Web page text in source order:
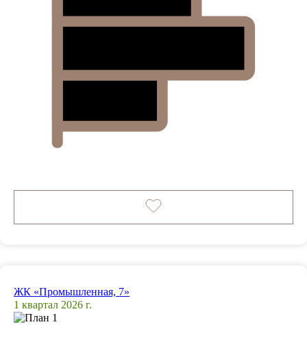
ЖК «Промышленная, 7»
1 квартал 2026 г.